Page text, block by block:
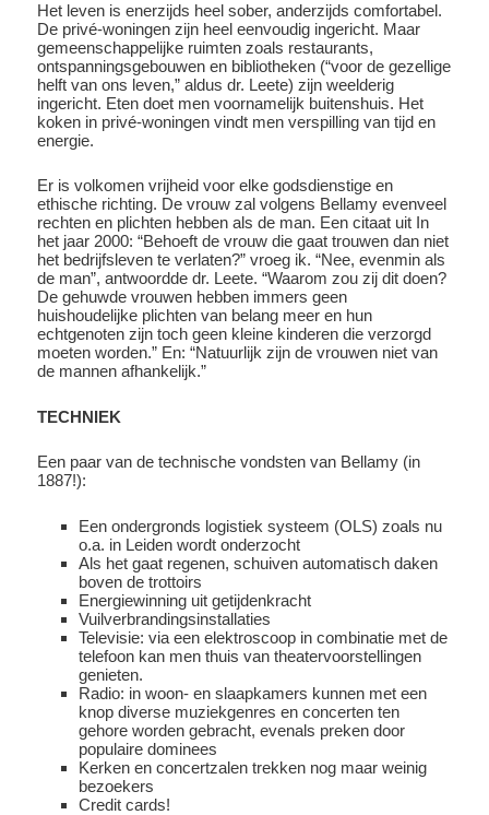
Het leven is enerzijds heel sober, anderzijds comfortabel.
De privé-woningen zijn heel eenvoudig ingericht. Maar
gemeenschappelijke ruimten zoals restaurants,
ontspanningsgebouwen en bibliotheken (“voor de gezellige
helft van ons leven,” aldus dr. Leete) zijn weelderig
ingericht. Eten doet men voornamelijk buitenshuis. Het
koken in privé-woningen vindt men verspilling van tijd en
energie.
Er is volkomen vrijheid voor elke godsdienstige en
ethische richting. De vrouw zal volgens Bellamy evenveel
rechten en plichten hebben als de man. Een citaat uit In
het jaar 2000: “Behoeft de vrouw die gaat trouwen dan niet
het bedrijfsleven te verlaten?” vroeg ik. “Nee, evenmin als
de man”, antwoordde dr. Leete. “Waarom zou zij dit doen?
De gehuwde vrouwen hebben immers geen
huishoudelijke plichten van belang meer en hun
echtgenoten zijn toch geen kleine kinderen die verzorgd
moeten worden.” En: “Natuurlijk zijn de vrouwen niet van
de mannen afhankelijk.”
TECHNIEK
Een paar van de technische vondsten van Bellamy (in
1887!):
Een ondergronds logistiek systeem (OLS) zoals nu
o.a. in Leiden wordt onderzocht
Als het gaat regenen, schuiven automatisch daken
boven de trottoirs
Energiewinning uit getijdenkracht
Vuilverbrandingsinstallaties
Televisie: via een elektroscoop in combinatie met de
telefoon kan men thuis van theatervoorstellingen
genieten.
Radio: in woon- en slaapkamers kunnen met een
knop diverse muziekgenres en concerten ten
gehore worden gebracht, evenals preken door
populaire dominees
Kerken en concertzalen trekken nog maar weinig
bezoekers
Credit cards!